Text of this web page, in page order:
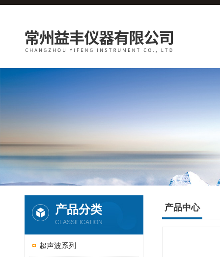
产品分类
CLASSIFICATION
超声波系列
产品中心